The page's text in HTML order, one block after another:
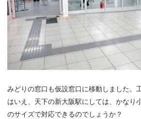
みどりの窓口も仮設窓口に移動しました。
はいえ、天下の新大阪駅にしては、かなり
のサイズで対応できるのでしょうか？